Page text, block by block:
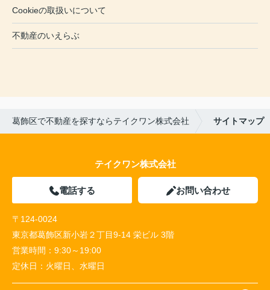
Cookieの取扱いについて
不動産のいえらぶ
葛飾区で不動産を探すならテイクワン株式会社 サイトマップ
テイクワン株式会社
電話する お問い合わせ
〒124-0024
東京都葛飾区新小岩２丁目9-14 栄ビル 3階
営業時間： 9:30～19:00
定休日： 火曜日、水曜日